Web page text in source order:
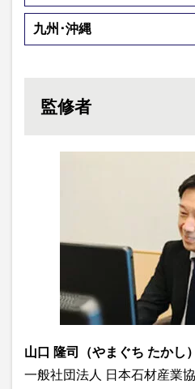
九州･沖縄
監修者
山口 隆司（やまぐち たかし）
一般社団法人 日本石材産業